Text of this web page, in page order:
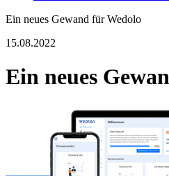
Ein neues Gewand für Wedolo
15.08.2022
Ein neues